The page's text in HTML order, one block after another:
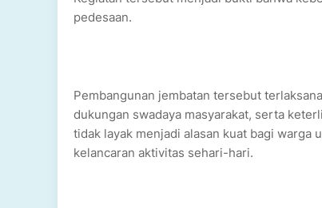
pedesaan.
Pembangunan jembatan tersebut
dukungan swadaya masyarakat, serta
tidak layak menjadi alasan kuat bagi
kelancaran aktivitas sehari-hari.